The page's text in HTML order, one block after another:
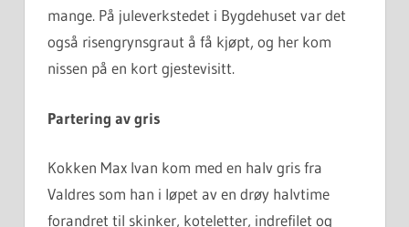
mange. På juleverkstedet i Bygdehuset var det
også risengrynsgraut å få kjøpt, og her kom
nissen på en kort gjestevisitt.
Partering av gris
Kokken Max Ivan kom med en halv gris fra
Valdres som han i løpet av en drøy halvtime
forandret til skinker, koteletter, indrefilet og